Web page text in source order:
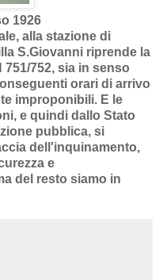
1926
alla stazione di
S.Giovanni riprende la
752, sia in senso
orari di arrivo
improponibili. E le
e quindi dallo Stato
pubblica, si
dell'inquinamento,
e
del resto siamo in